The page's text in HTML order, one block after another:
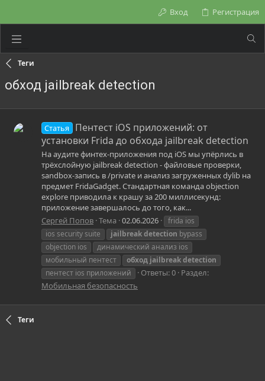
Вход Регистрация
Теги
обход jailbreak detection
Статья
Пентест iOS приложений: от
установки Frida до обхода jailbreak detection
На аудите финтех-приложения под iOS мы упёрлись в
трёхслойную jailbreak detection - файловые проверки,
sandbox-запись в /private и анализ загруженных dylib на
предмет FridaGadget. Стандартная команда objection
explore приводила к крашу за 200 миллисекунд:
приложение завершалось до того, как...
Сергей Попов Тема 02.06.2026
frida ios
ios security suite
jailbreakdetection bypass
objection ios
динамический анализ ios
мобильный пентест
обход jailbreakdetection
пентест ios приложений
Ответы: 0 Раздел:
Мобильная безопасность
Теги